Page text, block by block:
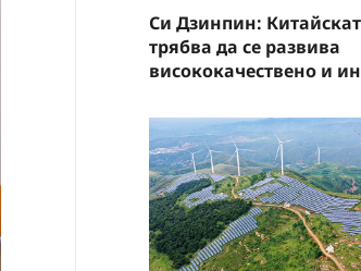
Си Дзинпин:
трябва да се развива
висококачествено и